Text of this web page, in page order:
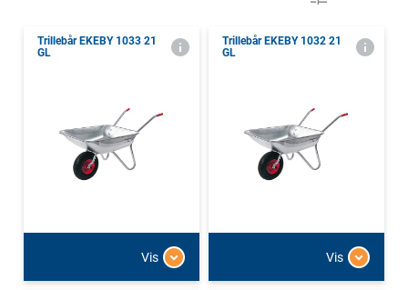
Trillebår EKEBY 1033 21
GL
Vis
Trillebår EKEBY 1032 21
GL
Vis